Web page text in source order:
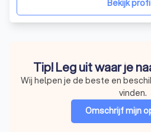
Bekijk
Tip! Leg uit waar je
Wij helpen je de beste en
vinden.
Omschrijf mijn